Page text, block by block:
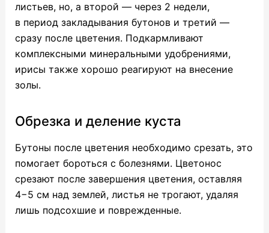
листьев, но, а второй — через 2 недели,
в период закладывания бутонов и третий —
сразу после цветения. Подкармливают
комплексными минеральными удобрениями,
ирисы также хорошо реагируют на внесение
золы.
Обрезка и деление куста
Бутоны после цветения необходимо срезать, это
помогает бороться с болезнями. Цветонос
срезают после завершения цветения, оставляя
4−5 см над землей, листья не трогают, удаляя
лишь подсохшие и поврежденные.